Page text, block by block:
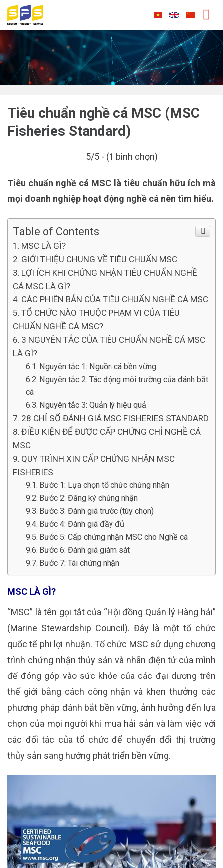
Skip
content
Tiêu chuẩn nghề cá MSC (MSC
Fisheries Standard)
5/5 - (1 bình chọn)
Tiêu chuẩn nghề cá MSC là tiêu chuẩn hữu ích mà
mọi doanh nghiệp hoạt động nghề cá nên tìm hiểu.
Table of Contents
MSC LÀ GÌ?
GIỚI THIỆU CHUNG VỀ TIÊU CHUẨN MSC
LỢI ÍCH KHI CHỨNG NHẬN TIÊU CHUẨN NGHỀ
CÁ MSC LÀ GÌ?
CÁC PHIÊN BẢN CỦA TIÊU CHUẨN NGHỀ CÁ MSC
TỔ CHỨC NÀO THUỘC PHẠM VI CỦA TIÊU
CHUẨN NGHỀ CÁ MSC?
3 NGUYÊN TẮC CỦA TIÊU CHUẨN NGHỀ CÁ MSC
LÀ GÌ?
Nguyên tắc 1: Nguồn cá bền vững
Nguyên tắc 2: Tác động môi trường của đánh bắt
cá
Nguyên tắc 3: Quản lý hiệu quả
28 CHỈ SỐ ĐÁNH GIÁ MSC FISHERIES STANDARD
ĐIỀU KIỆN ĐỂ ĐƯỢC CẤP CHỨNG CHỈ NGHỀ CÁ
MSC
QUY TRÌNH XIN CẤP CHỨNG NHẬN MSC
FISHERIES
Bước 1: Lựa chọn tổ chức chứng nhận
Bước 2: Đăng ký chứng nhận
Bước 3: Đánh giá trước (tùy chọn)
Bước 4: Đánh giá đầy đủ
Bước 5: Cấp chứng nhận MSC cho Nghề cá
Bước 6: Đánh giá giám sát
Bước 7: Tái chứng nhận
MSC LÀ GÌ?
“MSC” là tên gọi tắt của “Hội đồng Quản lý Hàng hải”
(Marine Stewardship Council). Đây là một tổ chức
quốc tế phi lợi nhuận. Tổ chức MSC sử dụng chương
trình chứng nhận thủy sản và nhãn điện tử của mình
để đóng góp vào sức khỏe của các đại dương trên
thế giới bằng cách công nhận và khen thưởng các
phương pháp đánh bắt bền vững, ảnh hưởng đến lựa
chọn của mọi người khi mua hải sản và làm việc với
các đối tác của tổ chức để chuyển đổi thị trường
thủy sản sang hướng phát triển bền vững.